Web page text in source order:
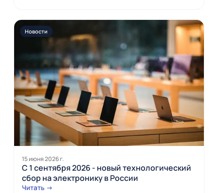
Новости
15 июня 2026 г.
С 1 сентября 2026 - новый технологический
сбор на электронику в России
Читать →